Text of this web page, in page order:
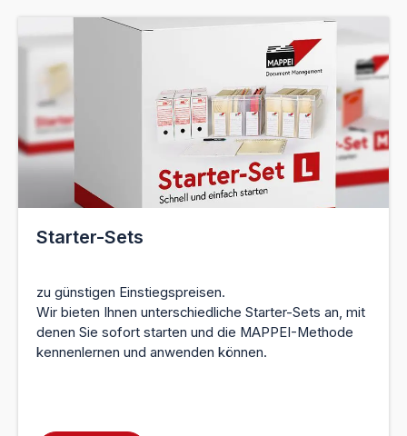
Starter-Sets
zu günstigen Einstiegspreisen.
Wir bieten Ihnen unterschiedliche Starter-Sets an, mit
denen Sie sofort starten und die MAPPEI-Methode
kennenlernen und anwenden können.